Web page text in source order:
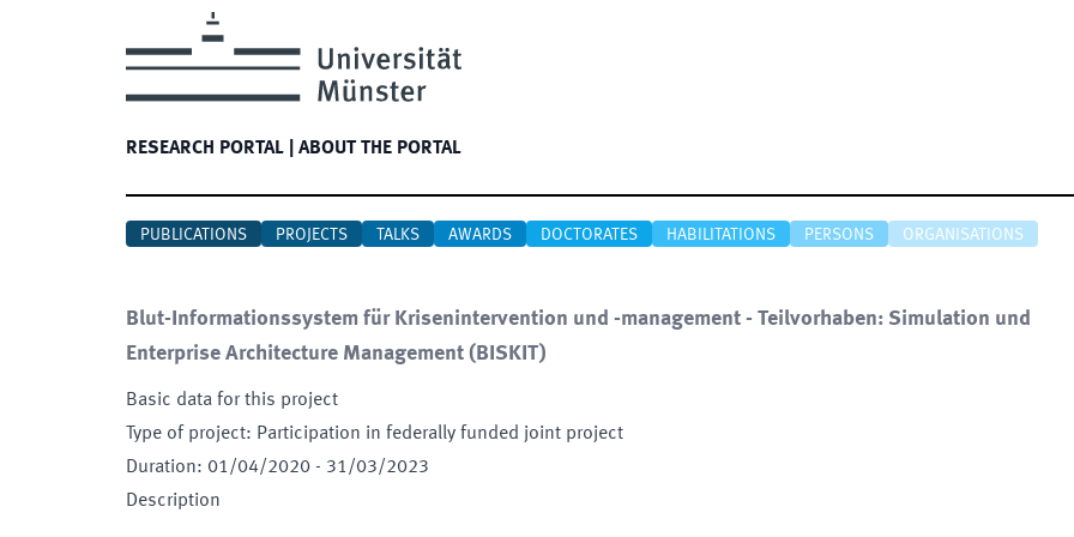
RESEARCH PORTAL ABOUT THE PORTAL
PUBLICATIONS PROJECTS TALKS AWARDS DOCTORATES HABILITATIONS PERSONS ORGANISATIONS
Blut-Informationssystem für Krisenintervention und -management - Teilvorhaben: Simulation und
Enterprise Architecture Management ( BISKIT)
Basic data for this project
Type of project: Participation in federally funded joint project
Duration: 01/04/2020 - 31/03/2023
Description